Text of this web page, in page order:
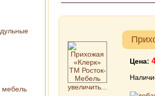
мебель
увеличить...
Цена: